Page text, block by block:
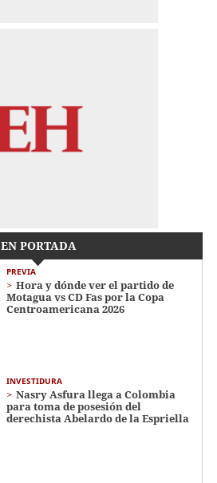
EN PORTADA
PREVIA
Hora y dónde ver el partido de
Motagua vs CD Fas por la Copa
Centroamericana 2026
INVESTIDURA
Nasry Asfura llega a Colombia
para toma de posesión del
derechista Abelardo de la Espriella